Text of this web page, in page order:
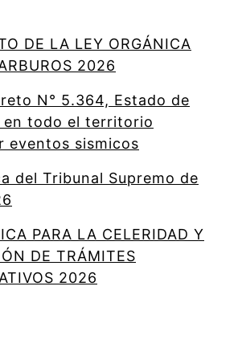
DE LA LEY ORGÁNICA
2026
N° 5.364, Estado de
en todo el territorio
eventos sismicos
del Tribunal Supremo de
PARA LA CELERIDAD Y
DE TRÁMITES
2026